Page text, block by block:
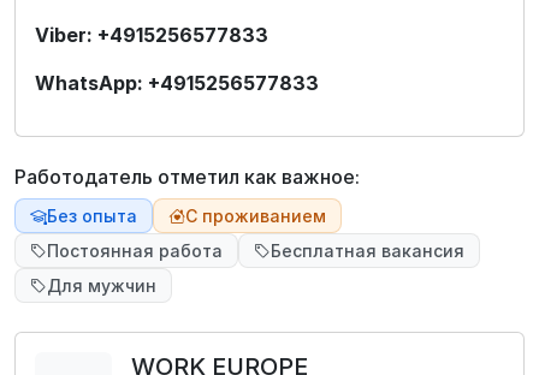
Viber: +4915256577833
WhatsApp: +4915256577833
Работодатель отметил как важное:
Без опыта
С проживанием
Постоянная работа
Бесплатная вакансия
Для мужчин
WORK EUROPE